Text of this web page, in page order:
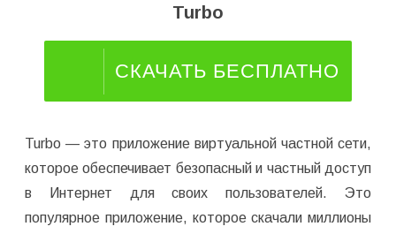
Turbo
СКАЧАТЬ БЕСПЛАТНО
Turbo — это приложение виртуальной частной сети,
которое обеспечивает безопасный и частный доступ
в Интернет для своих пользователей. Это
популярное приложение, которое скачали миллионы